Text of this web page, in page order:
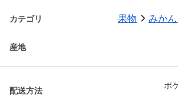
カテゴリ 果物 みか
産地
配送方法
ポ